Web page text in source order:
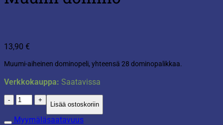
13,90 €
Muumi-aiheinen dominopeli, yhteensä 28 dominopalikkaa.
Verkkokauppa: Saatavissa
Muumi
domino
määrä
Lisää ostoskoriin
Myymäläsaatavuus